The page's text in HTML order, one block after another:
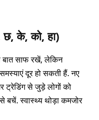
छ, के, को, हा)
बात साफ रखें, लेकिन
दूर हो सकती हैं. नए
ट्रेडिंग से जुड़े लोगों को
बचें. स्वास्थ्य थोड़ा कमजोर